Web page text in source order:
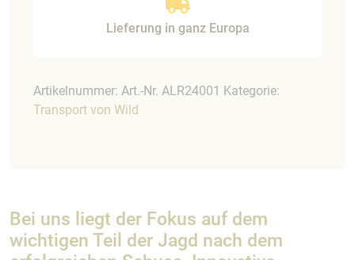
Lieferung in ganz Europa
Artikelnummer: Art.-Nr. ALR24001 Kategorie:
Transport von Wild
Bei uns liegt der Fokus auf dem
wichtigen Teil der Jagd nach dem